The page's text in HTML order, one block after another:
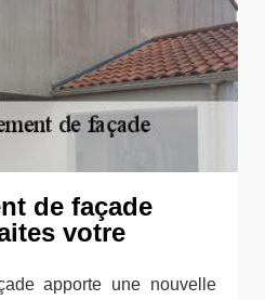
de façade
votre
apporte une nouvelle